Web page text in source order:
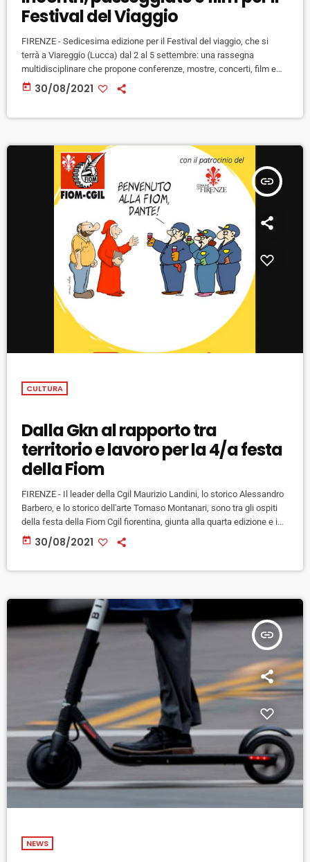
Festival del Viaggio
FIRENZE - Sedicesima edizione per il Festival del viaggio, che si
terrà a Viareggio (Lucca) dal 2 al 5 settembre: una rassegna
multidisciplinare che propone conferenze, mostre, concerti, film e
documentari su viaggi, laboratori di scrittura e fotografia. Villa
Paolina si trasforma in una una ideale Città del viaggio e del turismo,
today 30/08/2021
insert_link
CULTURA
Dalla Gkn al rapporto tra
territorio e lavoro per la 4/a festa
della Fiom
FIRENZE - Il leader della Cgil Maurizio Landini, lo storico Alessandro
Barbero, e lo storico dell'arte Tomaso Montanari, sono tra gli ospiti
della festa della Fiom Cgil fiorentina, giunta alla quarta edizione e in
programma da mercoledì 1 a sabato 4 settembre a Firenze, presso il
Circolo Rondinella del Torrino. Il 1 settembre si parla di "Territorio,
today 30/08/2021
insert_link
NEWS